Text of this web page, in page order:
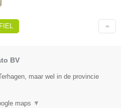
BV
maar wel in de provincie
maps ▼